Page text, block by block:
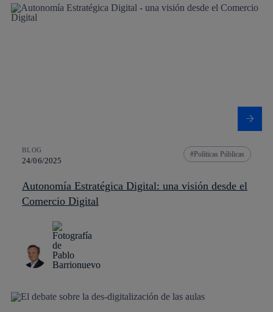
BLOG
24/06/2025
Políticas Públicas
Autonomía Estratégica Digital: una visión desde el
Comercio Digital